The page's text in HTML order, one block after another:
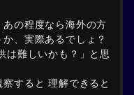
の程度なら海外の方
、実際あるでしょ？
は難しいかも？」と思
すると 理解できると